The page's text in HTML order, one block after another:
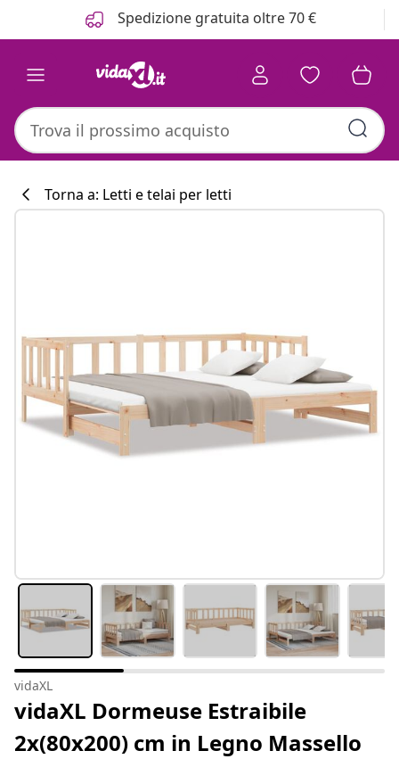
Spedizione gratuita oltre 70 €
Torna a: Letti e telai per letti
vidaXL
vidaXL Dormeuse Estraibile
2x(80x200) cm in Legno Massello